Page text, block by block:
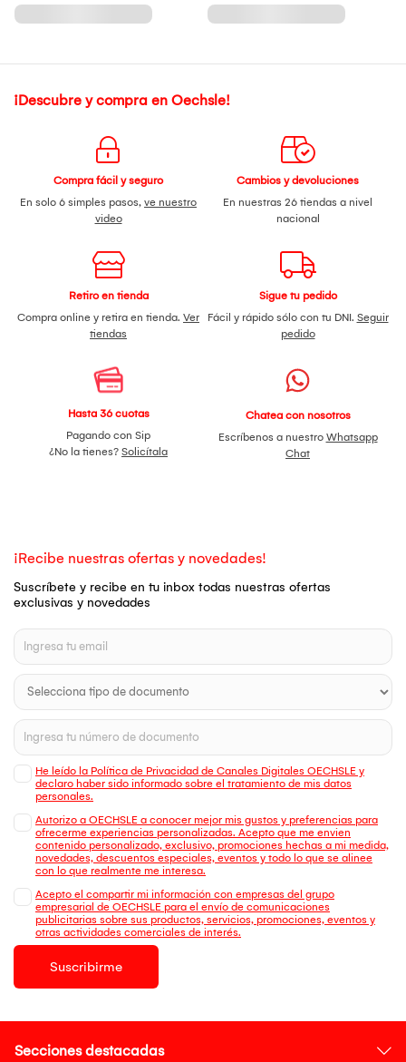
¡Descubre y compra en Oechsle!
Compra fácil y seguro
En solo 6 simples pasos, ve nuestro
video
Cambios y devoluciones
En nuestras 26 tiendas a nivel
nacional
Retiro en tienda
Compra online y retira en tienda. Ver
tiendas
Sigue tu pedido
Fácil y rápido sólo con tu DNI. Seguir
pedido
Hasta 36 cuotas
Pagando con Sip
¿No la tienes? Solicítala
Chatea con nosotros
Escríbenos a nuestro Whatsapp
Chat
¡Recibe nuestras ofertas y novedades!
Suscríbete y recibe en tu inbox todas nuestras ofertas
exclusivas y novedades
He leído la Política de Privacidad de Canales Digitales OECHSLE y
declaro haber sido informado sobre el tratamiento de mis datos
personales.
Autorizo a OECHSLE a conocer mejor mis gustos y preferencias para
ofrecerme experiencias personalizadas. Acepto que me envien
contenido personalizado, exclusivo, promociones hechas a mi medida,
novedades, descuentos especiales, eventos y todo lo que se alinee
con lo que realmente me interesa.
Acepto el compartir mi información con empresas del grupo
empresarial de OECHSLE para el envío de comunicaciones
publicitarias sobre sus productos, servicios, promociones, eventos y
otras actividades comerciales de interés.
Suscribirme
Secciones destacadas